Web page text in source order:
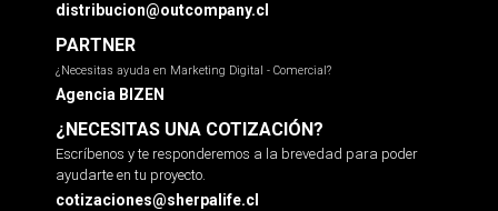
distribucion@outcompany.cl
PARTNER
¿Necesitas ayuda en Marketing Digital - Comercial?
Agencia BIZEN
¿NECESITAS UNA COTIZACIÓN?
Escríbenos y te responderemos a la brevedad para poder
ayudarte en tu proyecto.
cotizaciones@sherpalife.cl